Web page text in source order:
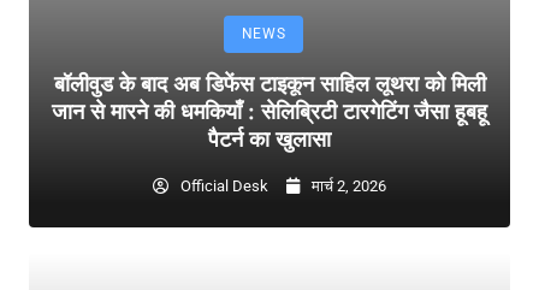
NEWS
बॉलीवुड के बाद अब डिफेंस टाइकून साहिल लूथरा को मिली
जान से मारने की धमकियाँ : सेलिब्रिटी टारगेटिंग जैसा हूबहू
पैटर्न का खुलासा
Official Desk मार्च 2, 2026